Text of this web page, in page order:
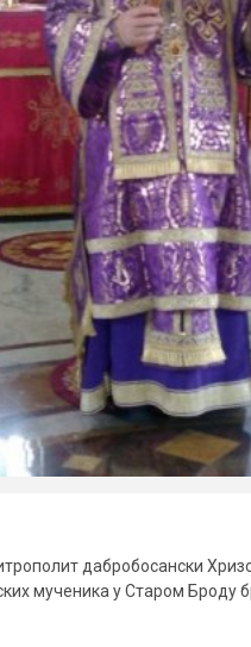
дабробосански
мученика у Старом Броду
Путем апликације
бржег приступа
30/06/2026